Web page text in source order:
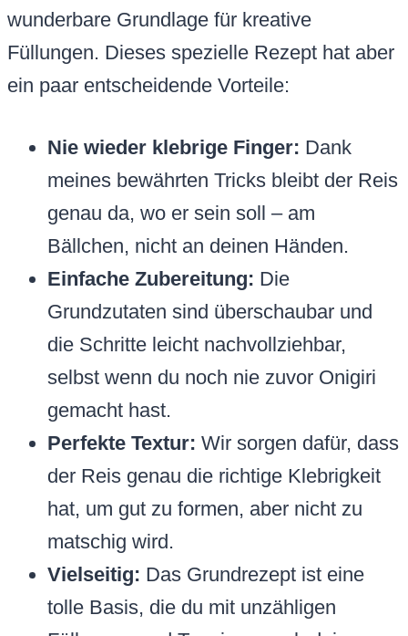
wunderbare Grundlage für kreative
Füllungen. Dieses spezielle Rezept hat aber
ein paar entscheidende Vorteile:
Nie wieder klebrige Finger: Dank
meines bewährten Tricks bleibt der Reis
genau da, wo er sein soll – am
Bällchen, nicht an deinen Händen.
Einfache Zubereitung: Die
Grundzutaten sind überschaubar und
die Schritte leicht nachvollziehbar,
selbst wenn du noch nie zuvor Onigiri
gemacht hast.
Perfekte Textur: Wir sorgen dafür, dass
der Reis genau die richtige Klebrigkeit
hat, um gut zu formen, aber nicht zu
matschig wird.
Vielseitig: Das Grundrezept ist eine
tolle Basis, die du mit unzähligen